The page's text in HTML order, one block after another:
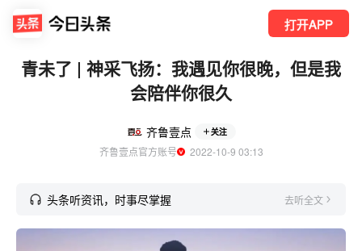
打开APP
青未了 | 神采飞扬：我遇见你很晚，但是我
会陪伴你很久
齐鲁壹点 关注
齐鲁壹点官方账号
  2022-10-9 03:13
头条听资讯，时事尽掌握 去听全文